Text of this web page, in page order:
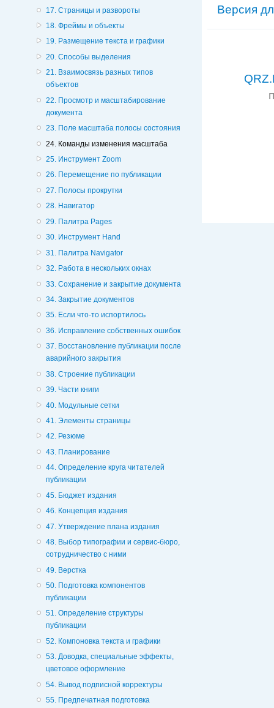
17. Страницы и развороты
18. Фреймы и объекты
19. Размещение текста и графики
20. Способы выделения
21. Взаимосвязь разных типов
объектов
22. Просмотр и масштабирование
документа
23. Поле масштаба полосы состояния
24. Команды изменения масштаба
25. Инструмент Zoom
26. Перемещение по публикации
27. Полосы прокрутки
28. Навигатор
29. Палитра Pages
30. Инструмент Hand
31. Палитра Navigator
32. Работа в нескольких окнах
33. Сохранение и закрытие документа
34. Закрытие документов
35. Если что-то испортилось
36. Исправление собственных ошибок
37. Восстановление публикации после
аварийного закрытия
38. Строение публикации
39. Части книги
40. Модульные сетки
41. Элементы страницы
42. Резюме
43. Планирование
44. Определение круга читателей
публикации
45. Бюджет издания
46. Концепция издания
47. Утверждение плана издания
48. Выбор типографии и сервис-бюро,
сотрудничество с ними
49. Верстка
50. Подготовка компонентов
публикации
51. Определение структуры
публикации
52. Компоновка текста и графики
53. Доводка, специальные эффекты,
цветовое оформление
54. Вывод подписной корректуры
55. Предпечатная подготовка
Версия